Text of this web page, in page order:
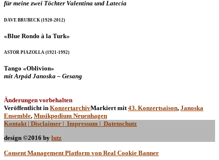
für meine zwei Töchter Valentina und Latecia
DAVE BRUBECK (1920-2012)
«Blue Rondo à la Turk»
ASTOR PIAZOLLA (1921-1992)
Tango «Oblivion»
mit Arpád Janoska – Gesang
Änderungen vorbehalten
Veröffentlicht in KonzertarchivMarkiert mit43. Konzertsaison, Janoska
Ensemble, Musikpodium Neuenhagen
Kontakt| Disclaimer | Impressum | Datenschutz
design ©2016 by lutz
Consent Management Platform von Real Cookie Banner